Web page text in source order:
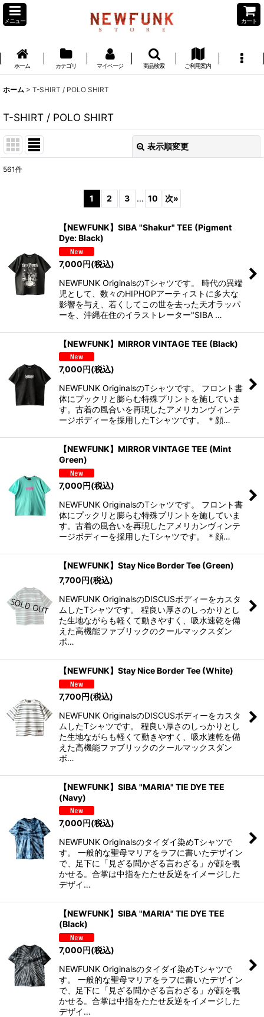
メニュー カート
ホーム カテゴリ マイページ 商品検索 ご利用案内
ホーム > T-SHIRT / POLO SHIRT
T-SHIRT / POLO SHIRT
表示順変更
561件
1 2 3 ... 10 次»
【NEWFUNK】SIBA "Shakur" TEE (Pigment
Dye: Black)
7,000円(税込)
NEWFUNK OriginalsのTシャツです。 時代の異端
児として、数々のHIPHOPアーティストに多大な
影響を与え、若くしてこの世を去った天才ラッパ
ーを、沖縄在住のイラストレーター"SIBA …
【NEWFUNK】MIRROR VINTAGE TEE (Black)
7,000円(税込)
NEWFUNK OriginalsのTシャツです。 フロント書
体にプックリと膨らむ特殊プリントを施していま
す。古着の風合いを再現したアメリカンヴィンテ
ージボディーを採用したTシャツです。 ＊顔…
【NEWFUNK】MIRROR VINTAGE TEE (Mint
Green)
7,000円(税込)
NEWFUNK OriginalsのTシャツです。 フロント書
体にプックリと膨らむ特殊プリントを施していま
す。古着の風合いを再現したアメリカンヴィンテ
ージボディーを採用したTシャツです。 ＊顔…
【NEWFUNK】Stay Nice Border Tee (Green)
7,700円(税込)
NEWFUNK OriginalsのDISCUSボディーをカスタ
ムしたTシャツです。 程良い厚さのしっかりとし
た生地ながらも軽くて動きやすく、吸水速乾を備
えた高機能ファブリックのクールマックスダン
ボ…
【NEWFUNK】Stay Nice Border Tee (White)
7,700円(税込)
NEWFUNK OriginalsのDISCUSボディーをカスタ
ムしたTシャツです。 程良い厚さのしっかりとし
た生地ながらも軽くて動きやすく、吸水速乾を備
えた高機能ファブリックのクールマックスダン
ボ…
【NEWFUNK】SIBA "MARIA" TIE DYE TEE
(Navy)
7,000円(税込)
NEWFUNK Originalsのタイダイ染めTシャツで
す。 一般的な聖母マリアをラフに書いたデザイン
で、足下に「見ざる聞かざる言わざる」が顔を覗
かせる。合掌は中指をたたせ反逆をイメージした
デザイ…
【NEWFUNK】SIBA "MARIA" TIE DYE TEE
(Black)
7,000円(税込)
NEWFUNK Originalsのタイダイ染めTシャツで
す。 一般的な聖母マリアをラフに書いたデザイン
で、足下に「見ざる聞かざる言わざる」が顔を覗
かせる。合掌は中指をたたせ反逆をイメージした
デザイ…